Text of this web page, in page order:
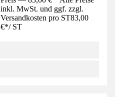
inkl. MwSt. und ggf. zzgl.
Versandkosten pro ST83,00
€*/ ST